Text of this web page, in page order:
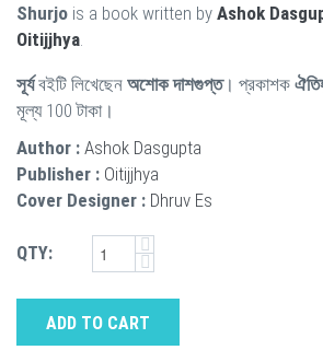
Shurjo is a book written by Ashok
Oitijjhya
সূর্যবইটি লিখেছেন অশোক দাশগুপ্ত। প্রকাশক
মূল্য 100 টাকা।
Author : Ashok Dasgupta
Publisher : Oitijjhya
Cover Designer : Dhruv Es
QTY:
ADD TO CART